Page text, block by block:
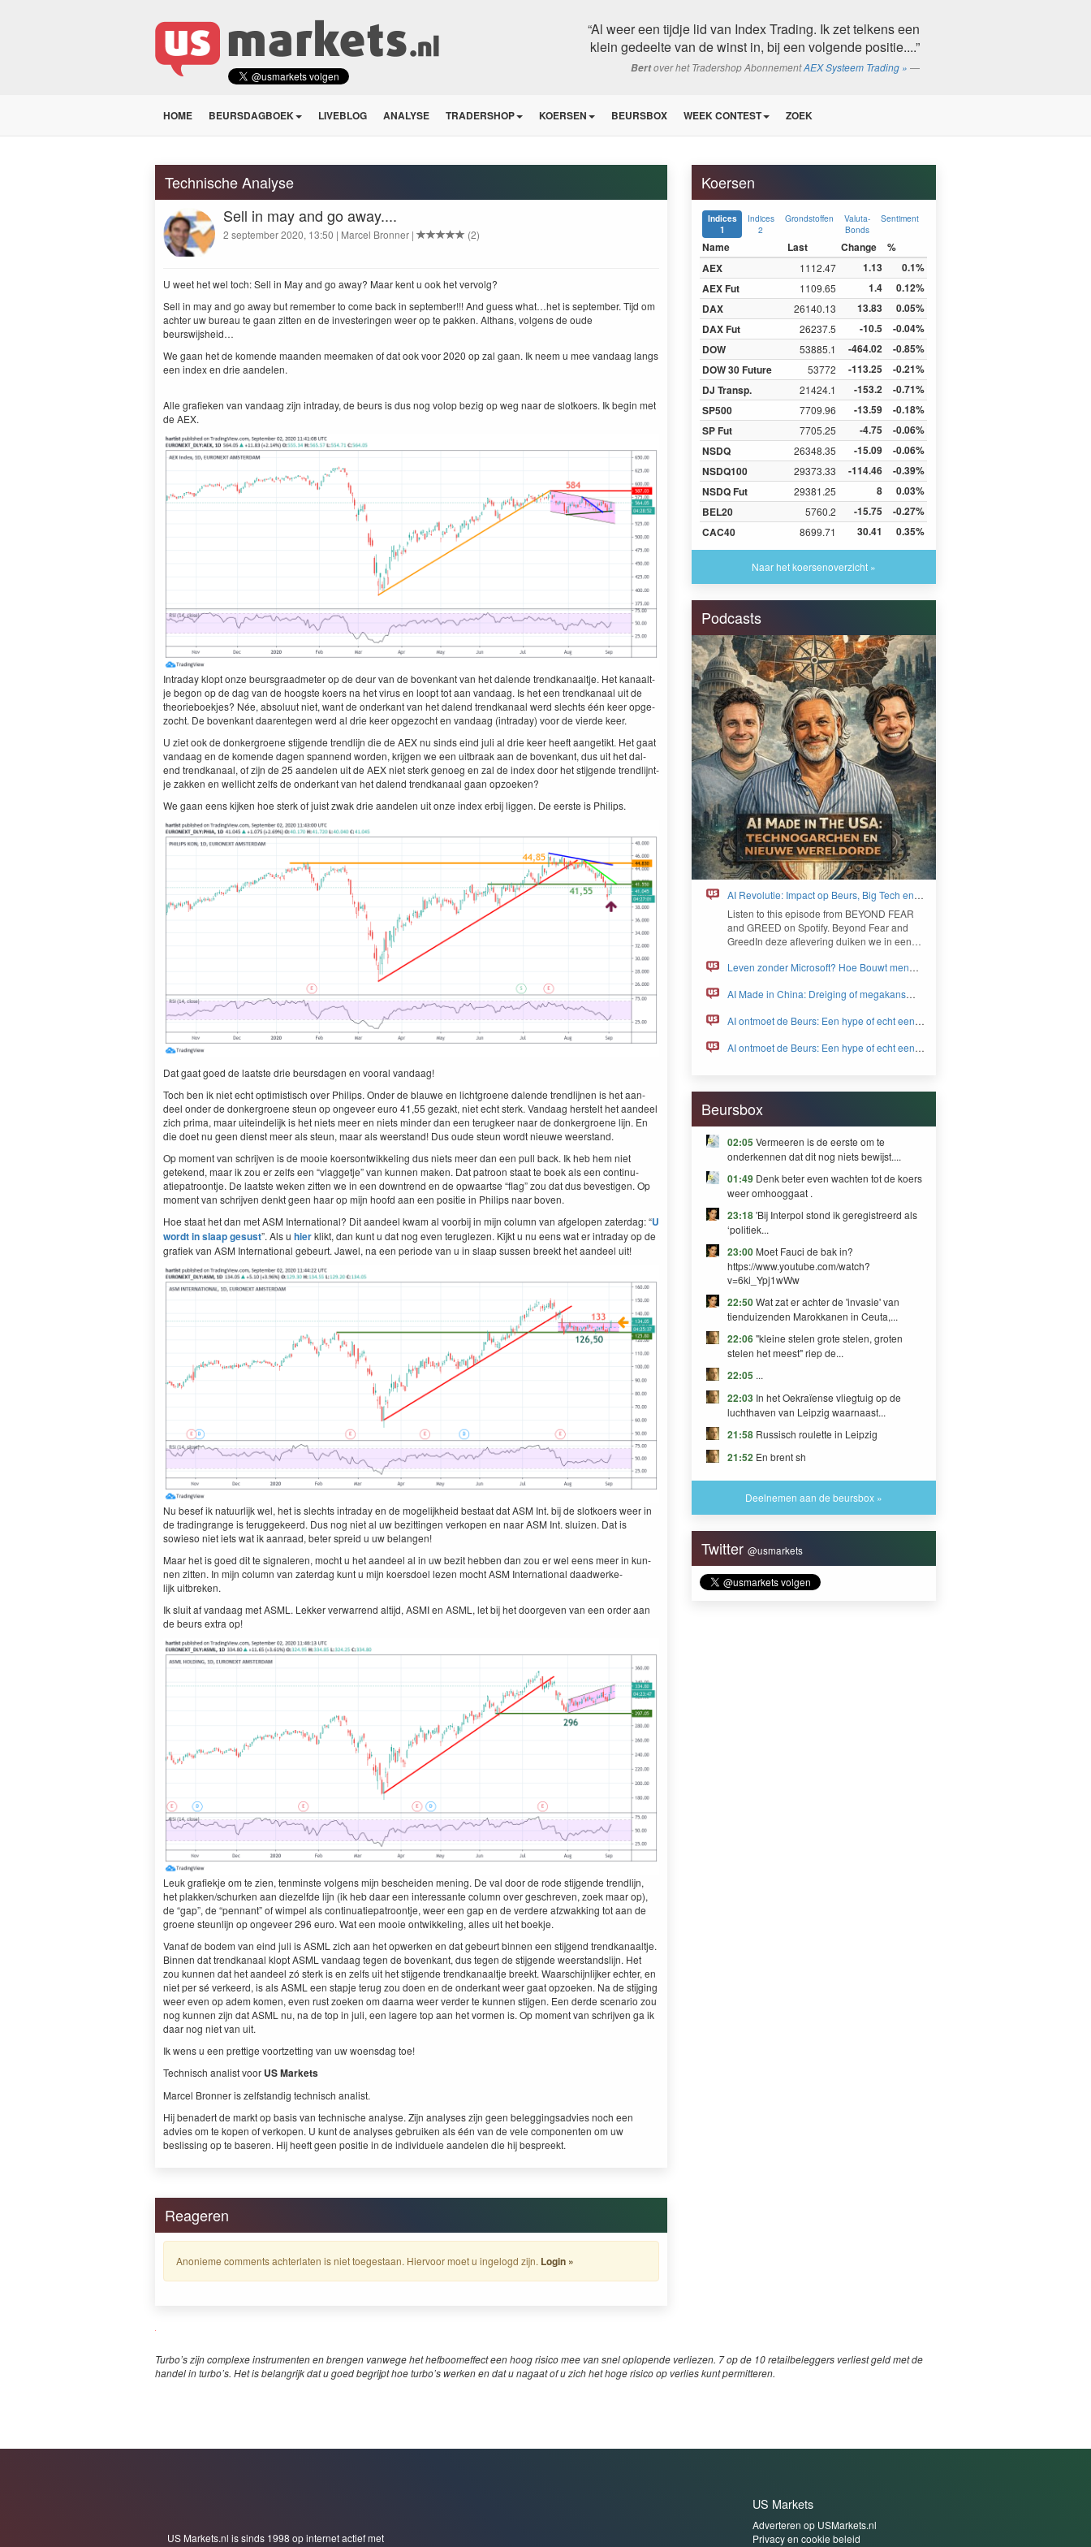
“Al weer een tijdje lid van Index Trading. Ik zet telkens een
klein gedeelte van de winst in, bij een volgende positie....”
Bertover het Tradershop AbonnementAEX Systeem Trading »
HOME BEURSDAGBOEK LIVEBLOG ANALYSE TRADERSHOP KOERSEN BEURSBOX WEEK CONTEST ZOEK
Technische Analyse
Sell in may and go away....
2 september 2020, 13:50 | Marcel Bronner | (2)
U weet het wel toch: Sell in May and go away? Maar kent u ook het vervolg?
Sell in may and go away but remem­ber to come back in sep­tem­ber!!! And guess what…het is sep­tem­ber. Tijd om
achter uw bureau te gaan zit­ten en de investerin­gen weer op te pakken. Althans, vol­gens de oude
beurswijsheid…
We gaan het de komende maan­den meemak­en of dat ook voor2020 op zal gaan. Ik neem u mee van­daag langs
een index en drie aandelen.
Alle grafieken van van­daag zijn intra­day, de beurs is dus nog volop bezig op weg naar de slotko­ers. Ik begin met
de AEX.
Intra­day klopt onze beurs­graad­me­ter op de deur van de bovenkant van het dal­ende trend­kanaalt­je. Het kanaalt­
je begon op de dag van de hoog­ste koers na het virus en loopt tot aan van­daag. Is het een trend­kanaal uit de
the­o­rieboek­jes? Née, absolu­ut niet, want de onderkant van het dal­end trend­kanaal werd slechts één keer opge­
zocht. De bovenkant daar­ente­gen werd al drie keer opge­zocht en van­daag (intra­day) voor de vierde keer.
U ziet ook de donker­groene sti­j­gende trendli­jn die de AEXnu sinds eind juli al drie keer heeft aangetikt. Het gaat
van­daag en de komende dagen span­nend wor­den, kri­j­gen we een uit­braak aan de bovenkant, dus uit het dal­
end trend­kanaal, of zijn de 25 aan­de­len uit de AEXniet sterk genoeg en zal de index door het sti­j­gende trendli­jn­t­
je zakken en wellicht zelfs de onderkant van het dal­end trend­kanaal gaan opzoeken?
We gaan eens kijken hoe sterk of juist zwak drie aan­de­len uit onze index erbij liggen. De eerste is Philips.
Dat gaat goed de laat­ste drie beurs­da­gen en vooral vandaag!
Toch ben ik niet echt opti­mistisch over Philips. Onder de blauwe en licht­groene dal­ende trendli­j­nen is het aan­
deel onder de donker­groene ste­un op ongeveer euro 41,55 geza­kt, niet echt sterk. Van­daag her­stelt het aan­deel
zich pri­ma, maar uitein­delijk is het niets meer en niets min­der dan een terug­keer naar de donker­groene lijn. En
die doet nu geen dienst meer als ste­un, maar als weer­stand! Dus oude ste­un wordt nieuwe weerstand.
Op moment van schri­jven is de mooie koer­son­twik­kel­ing dus niets meer dan een pull back. Ik heb hem niet
getek­end, maar ik zou er zelfs een “vlagget­je” van kun­nen mak­en. Dat patroon staat te boek als een con­tin­u­
atiepa­troon­t­je. De laat­ste weken zit­ten we in een down­trend en de opwaartse “flag” zou dat dus beves­ti­gen. Op
moment van schri­jven denkt geen haar op mijn hoofd aan een posi­tie in Philips naar boven.
Hoe staat het dan metASM Inter­na­tion­al? Dit aan­deel kwam al voor­bij in mijn col­umn van afgelopen zater­dag:“U
wordt in slaap gesust”. Als u hierklikt, dan kunt u dat nog even teruglezen. Kijkt u nu eens wat er intra­day op de
grafiek van ASM Inter­na­tion­al gebeurt. Jawel, na een peri­ode van u in slaap sussen breekt het aan­deel uit!
Nu besef ik natu­urlijk wel, het is slechts intra­day en de mogelijkheid bestaat datASM Int. bij de slotko­ers weer in
de trad­in­grange is terugge­keerd. Dus nog niet al uw bezit­tin­gen verkopen en naarASM Int. sluizen. Dat is
sowieso niet iets wat ik aan­raad, beter spreid u uw belangen!
Maar het is goed dit te sig­naleren, mocht u het aan­deel al in uw bez­it hebben dan zou er wel eens meer in kun­
nen zit­ten. In mijn col­umn van zater­dag kunt u mijn koers­doel lezen mochtASM Inter­na­tion­al daad­w­erke­
lijk uitbreken.
Ik sluit af van­daag metASML . Lekker ver­war­rend alti­jd, ASMIen ASML , let bij het doorgeven van een order aan
de beurs extra op!
Leuk grafiek­je om te zien, ten­min­ste vol­gens mijn beschei­den mening. De val door de rode sti­j­gende trendli­jn,
het plakken/​schurken aan diezelfde lijn (ik heb daar een inter­es­sante col­umn over geschreven, zoek maar op),
de “gap”, de “pen­nant” of wim­pel als con­tin­u­atiepa­troon­t­je, weer een gap en de verdere afzwakking tot aan de
groene ste­un­li­jn op ongeveer296 euro. Wat een mooie ontwik­kel­ing, alles uit het boekje.
Vanaf de bodem van eind juli isASML zich aan het opw­erken en dat gebeurt bin­nen een sti­j­gend trend­kanaalt­je.
Bin­nen dat trend­kanaal kloptASML van­daag tegen de bovenkant, dus tegen de sti­j­gende weer­stand­sli­jn. Het
zou kun­nen dat het aan­deel zó sterk is en zelfs uit het sti­j­gende trend­kanaalt­je breekt. Waarschi­jn­lijk­er echter, en
niet per sé ver­keerd, is alsASML een stap­je terug zou doen en de onderkant weer gaat opzoeken. Na de sti­jging
weer even op adem komen, even rust zoeken om daar­na weer verder te kun­nen sti­j­gen. Een derde sce­nario zou
nog kun­nen zijn datASML nu, na de top in juli, een lagere top aan het vor­men is. Op moment van schri­jven ga ik
daar nog niet van uit.
Ik wens u een pret­tige voortzetting van uw woens­dag toe!
Tech­nisch anal­ist voor USMar­kets
Mar­cel Bron­ner is zelf­s­tandig tech­nisch analist.
Hij benadert de markt op basis van tech­nis­che analyse. Zijn analy­ses zijn geen beleg­gingsad­vies noch een
advies om te kopen of verkopen. U kunt de analy­ses gebruiken als één van de vele com­po­nen­ten om uw
besliss­ing op te baseren. Hij heeft geen posi­tie in de indi­vidu­ele aan­de­len die hij bespreekt.
Reageren
Anonieme comments achterlaten is niet toegestaan. Hiervoor moet u ingelogd zijn. Login »
Koersen
Indices
1
Indices
2
Grondstoffen
Valuta-
Bonds
Sentiment
Name Last Change
%
AEX
1112.47 1.13
0.1%
AEX Fut
1109.65 1.4
0.12%
DAX
26140.13 13.83
0.05%
DAX Fut
26237.5 -10.5
-0.04%
DOW
53885.1 -464.02
-0.85%
DOW 30 Future
53772 -113.25
-0.21%
DJ Transp.
21424.1 -153.2
-0.71%
SP500
7709.96 -13.59
-0.18%
SP Fut
7705.25 -4.75
-0.06%
NSDQ
26348.35 -15.09
-0.06%
NSDQ100
29373.33 -114.46
-0.39%
NSDQ Fut
29381.25 8
0.03%
BEL20
5760.2 -15.75
-0.27%
CAC40
8699.71 30.41 0.35%
Naar het koersenoverzicht »
Podcasts
AI Revolutie: Impact op Beurs, Big Tech en
Nieuwe Wereldorde - BEYOND FEAR and
GREED
Lis­ten to this episode from BEYOND FEAR
andGREED on Spo­ti­fy. Beyond Fear and
Greed­In deze aflev­er­ing duiken we in een…
Leven zonder Microsoft? Hoe Bouwt men
BEYOND FEAR and GREED
AI Made in China: Dreiging of megakans
GREED
AI ontmoet de Beurs: Een hype of echt een
GREED
AI ontmoet de Beurs: Een hype of echt een
Beursbox
02:05 Vermeeren is de eerste om te
onderkennen dat dit nog niets bewijst....
01:49 Denk beter even wachten tot de koers
weer omhooggaat .
23:18'Bij Interpol stond ik geregistreerd als
‘politiek...
23:00 Moet Fauci de bak in?
https://www.youtube.com/watch?
v=6ki_Ypj1wWw
22:50Wat zat er achter de 'invasie' van
tienduizenden Marokkanen in Ceuta,...
22:06"kleine stelen grote stelen, groten
stelen het meest" riep de...
22:05 ...
22:03 In het Oekraïense vliegtuig op de
luchthaven van Leipzig waarnaast...
21:58 Russisch roulette in Leipzig
21:52 En brent sh
Deelnemen aan de beursbox »
Twitter@usmarkets
Turbo’s zijn complexe instrumenten en brengen vanwege het hefboomeffect een hoog risico mee van snel oplopende verliezen. 7 op de 10 retailbeleggers verliest geld met de
handel in turbo’s. Het is belangrijk dat u goed begrijpt hoe turbo’s werken en dat u nagaat of u zich het hoge risico op verlies kunt permitteren.
US Markets.nl is sinds 1998 op internet actief met
US Markets
Adverteren op USMarkets.nl
Privacy en cookie beleid